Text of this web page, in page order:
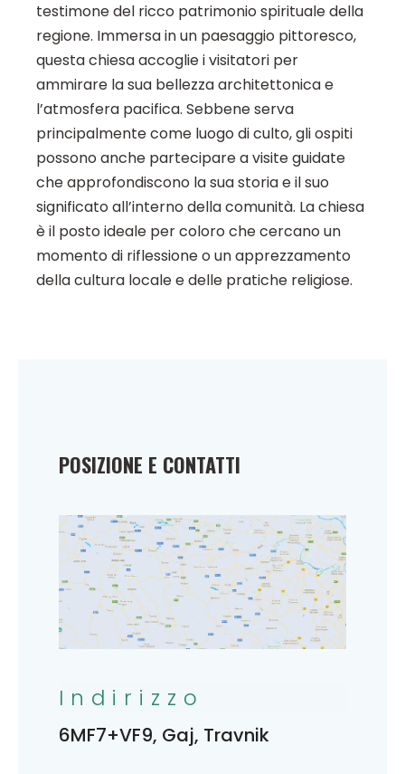
testimone del ricco patrimonio spirituale della
regione. Immersa in un paesaggio pittoresco,
questa chiesa accoglie i visitatori per
ammirare la sua bellezza architettonica e
l’atmosfera pacifica. Sebbene serva
principalmente come luogo di culto, gli ospiti
possono anche partecipare a visite guidate
che approfondiscono la sua storia e il suo
significato all’interno della comunità. La chiesa
è il posto ideale per coloro che cercano un
momento di riflessione o un apprezzamento
della cultura locale e delle pratiche religiose.
POSIZIONE E CONTATTI
Indirizzo
6MF7+VF9, Gaj, Travnik